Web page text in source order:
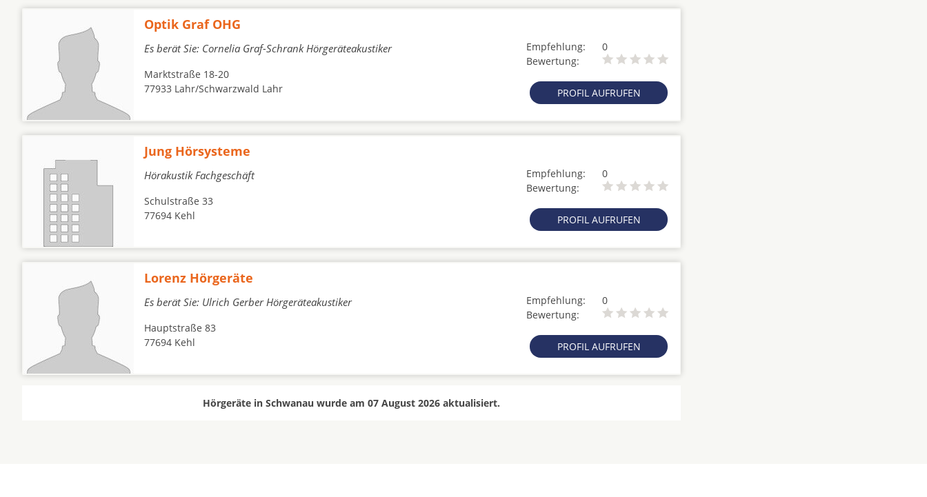
Optik Graf OHG
Es berät Sie: Cornelia Graf-Schrank Hörgeräteakustiker Empfehlung:
0
Bewertung:
PROFIL AUFRUFEN
Marktstraße 18-20
77933 Lahr/Schwarzwald Lahr
Jung Hörsysteme
Hörakustik Fachgeschäft Empfehlung:
0
Bewertung:
PROFIL AUFRUFEN
Schulstraße 33
77694 Kehl
Lorenz Hörgeräte
Es berät Sie: Ulrich Gerber Hörgeräteakustiker Empfehlung:
0
Bewertung:
PROFIL AUFRUFEN
Hauptstraße 83
77694 Kehl
Hörgeräte in Schwanau wurde am 07 August 2026 aktualisiert.